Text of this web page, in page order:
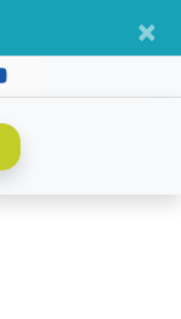
×